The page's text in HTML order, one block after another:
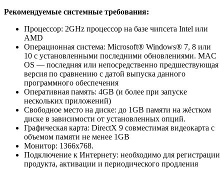
Рекомендуемые системные требования:
Процессор: 2GHz процессор на базе чипсета Intel или
AMD
Операционная система: Microsoft® Windows® 7, 8 или
10 с установленными последними обновлениями. MAC
OS — последняя или непосредственно предшествующая
версия по сравнению с датой выпуска данного
программного обеспечения
Оперативная память: 4GB (и более при запуске
нескольких приложений)
Свободное место на диске: до 1GB памяти на жёстком
диске в зависимости от установленных опций.
Графическая карта: DirectX 9 совместимая видеокарта с
объемом памяти не менее 1GB
Монитор: 1366х768.
Подключение к Интернету: необходимо для регистрации
продукта, активации и периодического продления